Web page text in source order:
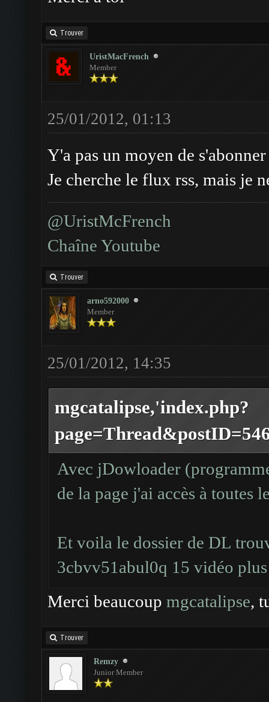
Trouver
UristMacFrench
Member
25/01/2012, 01:13
Y'a pas un moyen de s'abonner
Je cherche le flux rss, mais je
@UristMcFrench
Chaîne Youtube
Trouver
arno592000
Member
25/01/2012, 14:35
mgcatalipse,'index.php?
Avec jDowloader
de la page j'ai accès à toutes
Et voila le dossier de DL
3cbvv51abul0q 15 vidéo
Merci beaucoup mgcatalipse,
Trouver
Remzy
Junior Member